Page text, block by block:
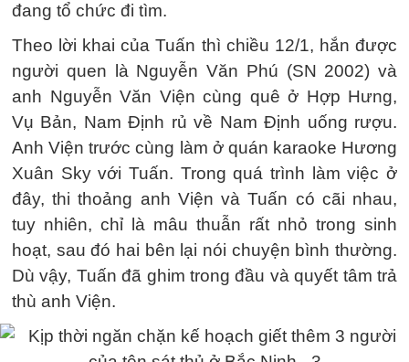
đang tổ chức đi tìm.
Theo lời khai của Tuấn thì chiều 12/1, hắn được
người quen là Nguyễn Văn Phú (SN 2002) và
anh Nguyễn Văn Viện cùng quê ở Hợp Hưng,
Vụ Bản, Nam Định rủ về Nam Định uống rượu.
Anh Viện trước cùng làm ở quán karaoke Hương
Xuân Sky với Tuấn. Trong quá trình làm việc ở
đây, thi thoảng anh Viện và Tuấn có cãi nhau,
tuy nhiên, chỉ là mâu thuẫn rất nhỏ trong sinh
hoạt, sau đó hai bên lại nói chuyện bình thường.
Dù vậy, Tuấn đã ghim trong đầu và quyết tâm trả
thù anh Viện.